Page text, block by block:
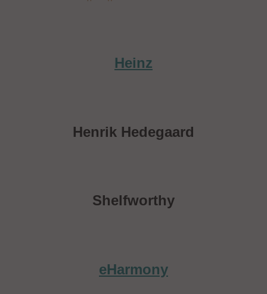
Heinz
Henrik Hedegaard
Shelfworthy
eHarmony